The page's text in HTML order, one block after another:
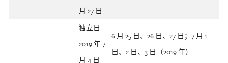
月 27 日
独立日
2019 年 7
月 4 日
6 月 25 日、26 日、27 日；7 月 1
日、2 日、3 日（2019 年）